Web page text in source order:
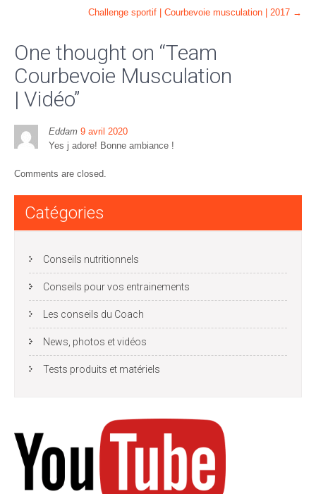
Challenge sportif | Courbevoie musculation | 2017 →
One thought on “Team
Courbevoie Musculation
| Vidéo”
Eddam 9 avril 2020
Yes j adore! Bonne ambiance !
Comments are closed.
Catégories
Conseils nutritionnels
Conseils pour vos entrainements
Les conseils du Coach
News, photos et vidéos
Tests produits et matériels